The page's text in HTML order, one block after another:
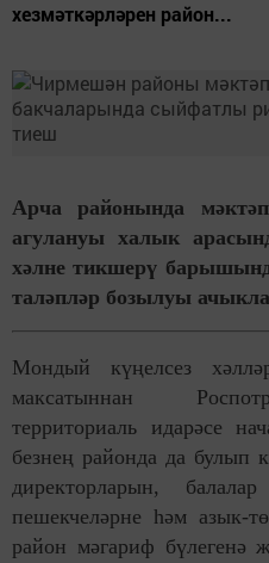
хезмәткәрләрен район...
Арча районында
агулануы халык
хәлне тикшерү
таләпләр бозылуы
Мондый күңелсез
максатыннан
территориаль идарәсе
безнең районда да булып
директорларын,
пешекчеләрне һәм азык-
район мәгариф бүлегенә